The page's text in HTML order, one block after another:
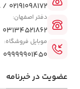
وزن کم این چراغ
باید مسائل ایمنی
می‌دهد تا از لامپ‌های
تعویض لامپ‌های سوخته
فلزی می باشد.
02191098172 / 02191304518
دفتر اصفهان:
03134521862
موبایل فروشگاه:
09999901450
عضویت در خبرنامه